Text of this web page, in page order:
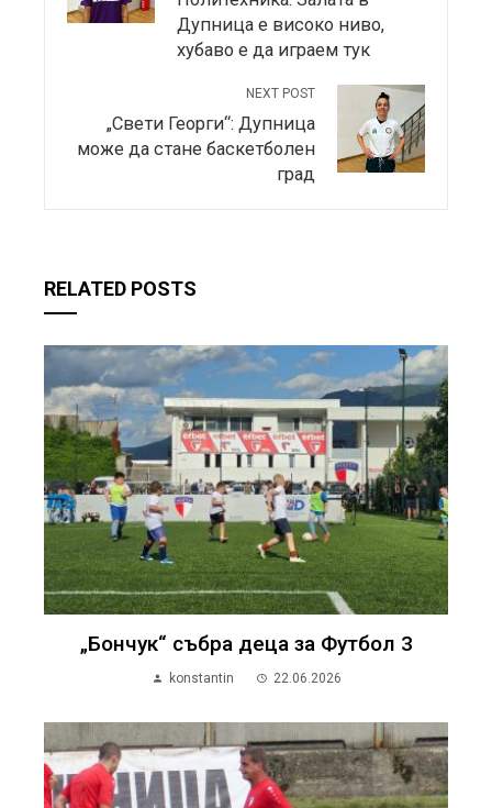
Дупница е високо ниво,
хубаво е да играем тук
NEXT POST
„Свети Георги“: Дупница
може да стане баскетболен
град
RELATED POSTS
„Бончук“ събра деца за Футбол 3
konstantin 22.06.2026